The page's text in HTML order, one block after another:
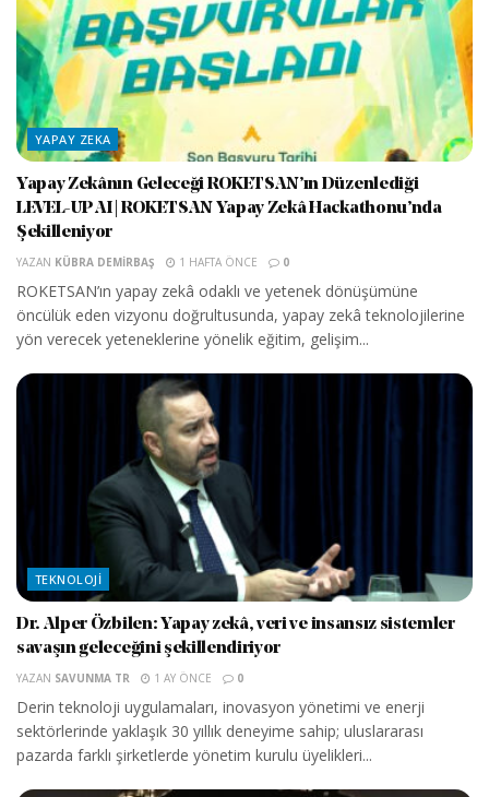
YAPAY ZEKA
Yapay Zekânın Geleceği ROKETSAN’ın Düzenlediği
LEVEL-UP AI | ROKETSAN Yapay Zekâ Hackathonu’nda
Şekilleniyor
YAZAN KÜBRA DEMIRBAŞ 1 HAFTA ÖNCE 0
ROKETSAN’ın yapay zekâ odaklı ve yetenek dönüşümüne
öncülük eden vizyonu doğrultusunda, yapay zekâ teknolojilerine
yön verecek yeteneklerine yönelik eğitim, gelişim...
TEKNOLOJI
Dr. Alper Özbilen: Yapay zekâ, veri ve insansız sistemler
savaşın geleceğini şekillendiriyor
YAZAN SAVUNMA TR 1 AY ÖNCE 0
Derin teknoloji uygulamaları, inovasyon yönetimi ve enerji
sektörlerinde yaklaşık 30 yıllık deneyime sahip; uluslararası
pazarda farklı şirketlerde yönetim kurulu üyelikleri...